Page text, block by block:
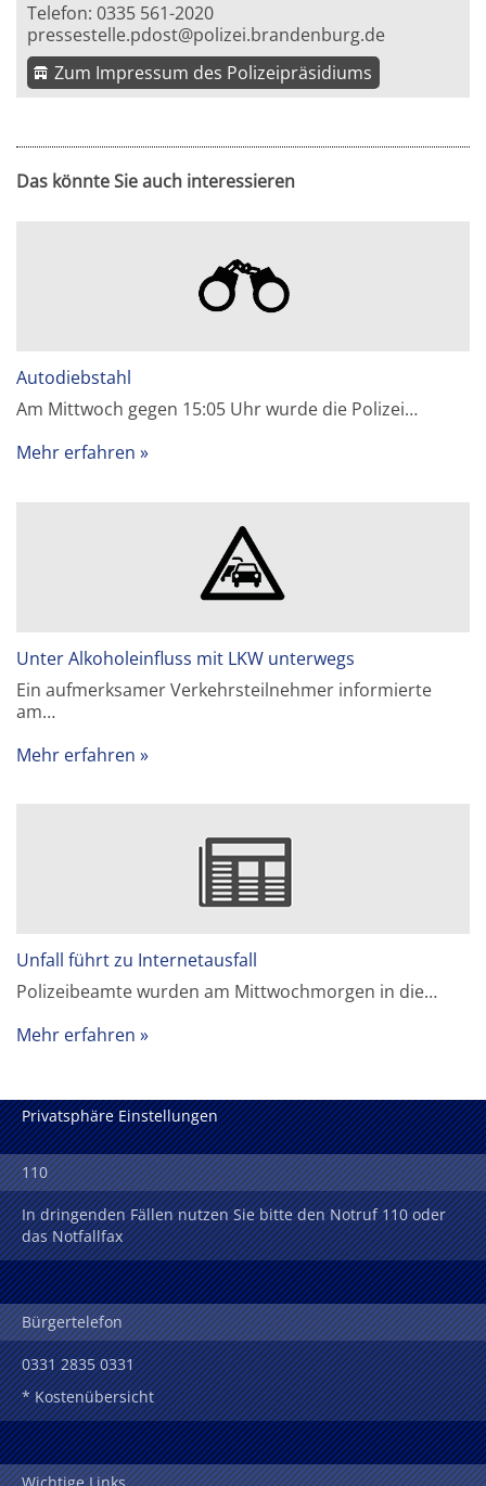
Telefon: 0335 561-2020
pressestelle.pdost@polizei.brandenburg.de
Zum Impressum des Polizeipräsidiums
Das könnte Sie auch interessieren
Autodiebstahl
Am Mittwoch gegen 15:05 Uhr wurde die Polizei…
Mehr erfahren
Unter Alkoholeinfluss mit LKW unterwegs
Ein aufmerksamer Verkehrsteilnehmer informierte
am…
Mehr erfahren
Unfall führt zu Internetausfall
Polizeibeamte wurden am Mittwochmorgen in die…
Mehr erfahren
Privatsphäre Einstellungen
110
In dringenden Fällen nutzen Sie bitte den Notruf 110 oder
das Notfallfax
Bürgertelefon
0331 2835 0331
* Kostenübersicht